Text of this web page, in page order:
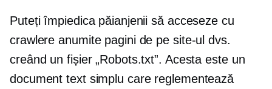
Puteți împiedica păianjenii să acceseze cu
crawlere anumite pagini de pe site-ul dvs.
creând un fișier „Robots.txt”. Acesta este un
document text simplu care reglementează